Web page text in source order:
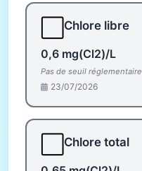
Chlore libre
0,6 mg(Cl2)/L
Pas de seuil réglementaire
23/07/2026
Chlore total